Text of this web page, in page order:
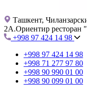
Ташкент,
2А.Ориентир ресторан
+998 97 424 14 98
+998 97 424 14 98
+998 71 277 97 80
+998 90 990 01 00
+998 90 099 01 00